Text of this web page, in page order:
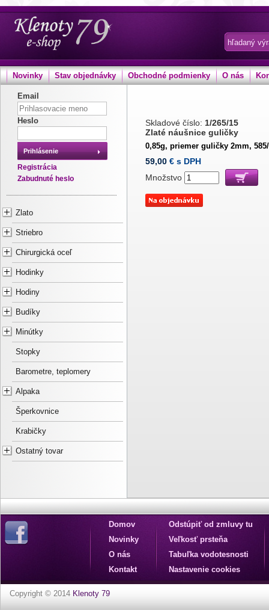
Novinky Stav objednávky Obchodné podmienky O nás
Email
Heslo
Prihlásenie
Registrácia
Zabudnuté heslo
Zlato
Striebro
Chirurgická oceľ
Hodinky
Hodiny
Budíky
Minútky
Stopky
Barometre, teplomery
Alpaka
Šperkovnice
Krabičky
Ostatný tovar
Skladové číslo: 1/265/15
Zlaté náušnice guličky
0,85g, priemer guličky 2mm,
59,00 € s DPH
Množstvo
Domov
Novinky
O nás
Kontakt
Odstúpiť od zmluvy tu
Veľkosť prsteňa
Tabuľka vodotesnosti
Nastavenie cookies
Copyright © 2014 Klenoty 79